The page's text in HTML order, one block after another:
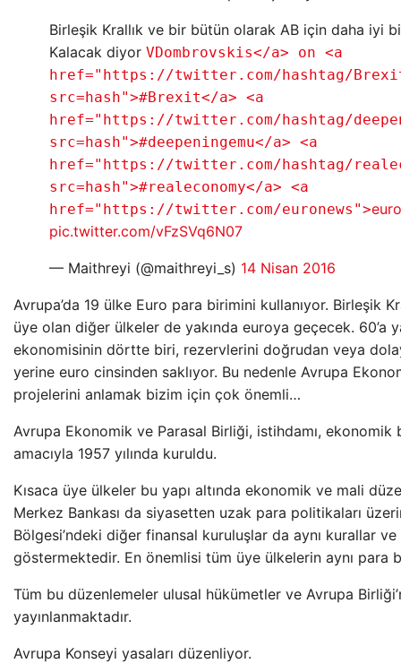
Birleşik Krallık ve bir bütün olarak AB için daha iyi
Kalacak diyor VDombrovskis</a> on <a
href="https://twitter.com/hashtag/
src=hash">#Brexit</a> <a
href="https://twitter.com/hashtag/
src=hash">#deepeningemu</a> <a
href="https://twitter.com/hashtag/
src=hash">#realeconomy</a> <a
href="https://twitter.com/euronews">
pic.twitter.com/vFzSVq6N07
— Maithreyi (@maithreyi_s) 14 Nisan 2016
Avrupa’da 19 ülke Euro para birimini kullanıyor. Birleşik
üye olan diğer ülkeler de yakında euroya geçecek. 60’a
ekonomisinin dörtte biri, rezervlerini doğrudan veya
yerine euro cinsinden saklıyor. Bu nedenle Avrupa
projelerini anlamak bizim için çok önemli…
Avrupa Ekonomik ve Parasal Birliği, istihdamı, ekonomik
amacıyla 1957 yılında kuruldu.
Kısaca üye ülkeler bu yapı altında ekonomik ve mali
Merkez Bankası da siyasetten uzak para politikaları
Bölgesi’ndeki diğer finansal kuruluşlar da aynı kurallar
göstermektedir. En önemlisi tüm üye ülkelerin aynı para
Tüm bu düzenlemeler ulusal hükümetler ve Avrupa
yayınlanmaktadır.
Avrupa Konseyi yasaları düzenliyor.